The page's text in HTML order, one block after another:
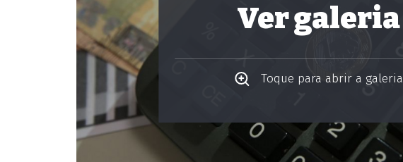
Ver galeria
Toque para abrir a galeria